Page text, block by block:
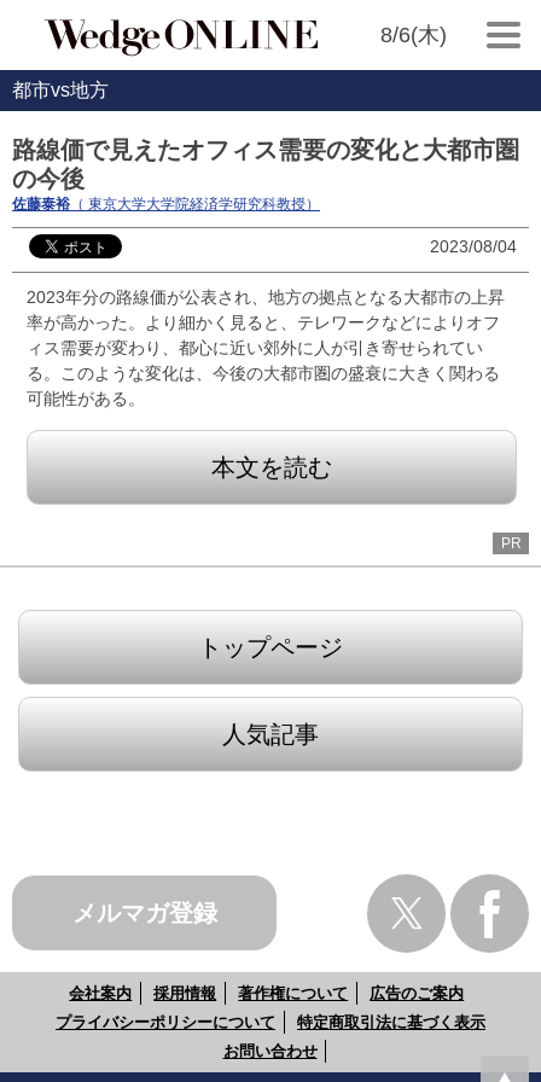
8/6(木)
都市vs地方
路線価で見えたオフィス需要の変化と大都市圏
の今後
佐藤泰裕 （ 東京大学大学院経済学研究科教授）
2023/08/04
2023年分の路線価が公表され、地方の拠点となる大都市の上昇
率が高かった。より細かく見ると、テレワークなどによりオフ
ィス需要が変わり、都心に近い郊外に人が引き寄せられてい
る。このような変化は、今後の大都市圏の盛衰に大きく関わる
可能性がある。
本文を読む
PR
トップページ
人気記事
メルマガ登録
会社案内 採用情報 著作権について
広告のご案内
プライバシーポリシーについて
特定商取引法に基づく表示
お問い合わせ